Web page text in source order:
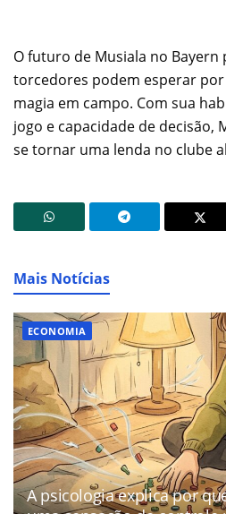
O futuro de Musiala no Bayern
torcedores podem esperar
magia em campo. Com sua
jogo e capacidade de decisão,
se tornar uma lenda no clube
Mais Notícias
ECONOMIA
A psicologia explica por